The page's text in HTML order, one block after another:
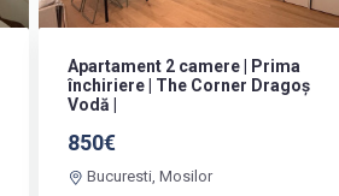
Apartament 2 camere | Prima
închiriere | The Corner Dragoș
Vodă |
850€
Bucuresti, Mosilor